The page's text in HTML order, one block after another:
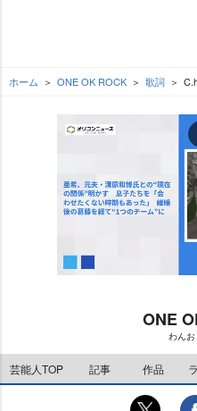
ホーム ONE OK ROCK 歌詞
ONE
わんお
芸能人TOP 記事 作品